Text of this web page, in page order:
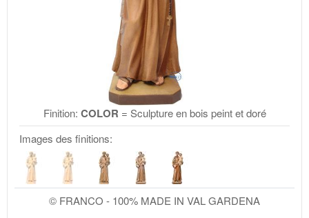
Finition: COLOR = Sculpture en bois peint et doré
Images des finitions:
© FRANCO - 100% MADE IN VAL GARDENA